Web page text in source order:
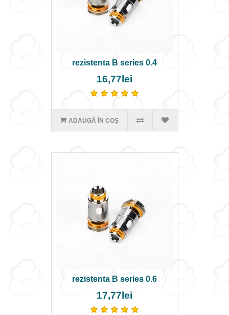
rezistenta B series 0.4
16,77lei
ADAUGĂ ÎN COŞ
rezistenta B series 0.6
17,77lei